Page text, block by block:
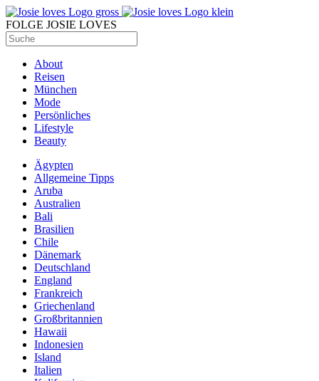
FOLGE JOSIE LOVES
About
Reisen
München
Mode
Persönliches
Lifestyle
Beauty
Ägypten
Allgemeine Tipps
Aruba
Australien
Bali
Brasilien
Chile
Dänemark
Deutschland
England
Frankreich
Griechenland
Großbritannien
Hawaii
Indonesien
Island
Italien